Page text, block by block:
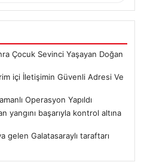
Çocuk Sevinci Yaşayan Doğan
içi İletişimin Güvenli Adresi Ve
Operasyon Yapıldı
yangını başarıyla kontrol altına
gelen Galatasaraylı taraftarı